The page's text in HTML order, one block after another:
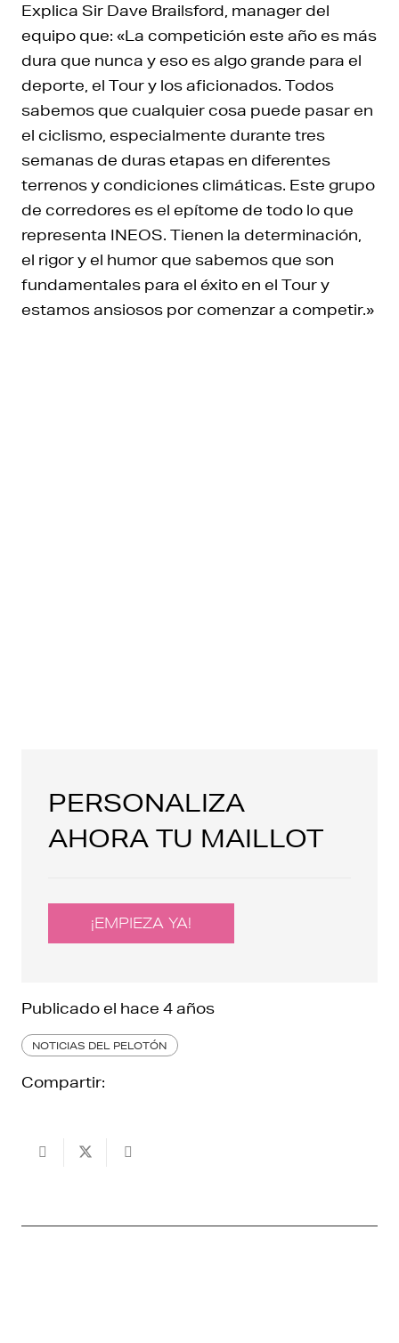
Explica Sir Dave Brailsford, manager del
equipo que: «La competición este año es más
dura que nunca y eso es algo grande para el
deporte, el Tour y los aficionados. Todos
sabemos que cualquier cosa puede pasar en
el ciclismo, especialmente durante tres
semanas de duras etapas en diferentes
terrenos y condiciones climáticas. Este grupo
de corredores es el epítome de todo lo que
representa INEOS. Tienen la determinación,
el rigor y el humor que sabemos que son
fundamentales para el éxito en el Tour y
estamos ansiosos por comenzar a competir.»
PERSONALIZA
AHORA TU MAILLOT
¡EMPIEZA YA!
Publicado el hace 4 años
NOTICIAS DEL PELOTÓN
Compartir: